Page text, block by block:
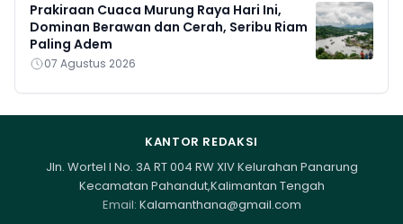
Prakiraan Cuaca Murung Raya Hari Ini,
Dominan Berawan dan Cerah, Seribu Riam
Paling Adem
07 Agustus 2026
KANTOR REDAKSI
Jln. Wortel I No. 3A RT 004 RW XIV Kelurahan Panarung
Kecamatan Pahandut,Kalimantan Tengah
Email: Kalamanthana@gmail.com